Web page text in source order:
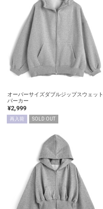
オーバーサイズダブルジップスウェット
パーカー
¥2,999
再入荷 SOLD OUT